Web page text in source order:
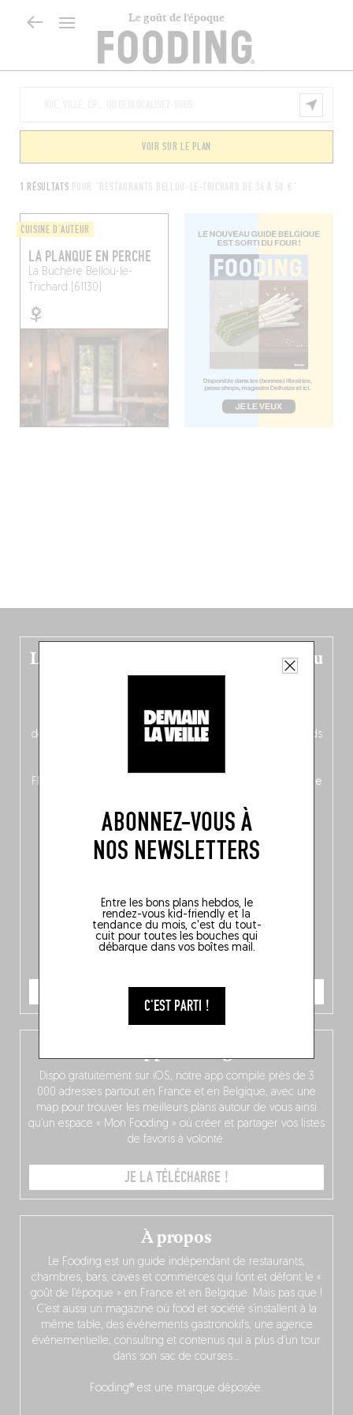
Le goût de l’époque
ABONNEZ-VOUS À
NOS NEWSLETTERS
Entre les bons plans hebdos, le
rendez-vous kid-friendly et la
tendance du mois, c'est du tout-
cuit pour toutes les bouches qui
débarque dans vos boîtes mail.
C'EST PARTI !
1 RÉSULTATS POUR "RESTAURANTS BELLOU-LE-TRICHARD DE 36 À 50 €"
VOIR SUR LE PLAN
CUISINE D'AUTEUR
LA PLANQUE EN PERCHE
La Buchère Bellou-le-
Trichard (61130)
Le nouveau guide Belgique est sorti du
four !
néerlandais côté face – à moins que ne soit l’inverse ?),
découvrez
une partie mag « Nord-Zuid »
qui met les pieds
Flandre, à Bruxelles et en Wallonie, ainsi qu’
un palmarès de
JE COMMANDE
À propos
Le Fooding est un guide indépendant de restaurants,
chambres, bars, caves et commerces qui font et défont le «
goût de l’époque » en France et en Belgique. Mais pas que !
C’est aussi un magazine où food et société s’installent à la
même table, des événements gastronokifs, une agence
événementielle, consulting et contenus qui a plus d’un tour
dans son sac de courses…
Fooding® est une marque déposée.
Dispo gratuitement sur iOS, notre app compile près de 3
000 adresses partout en France et en Belgique, avec une
map pour trouver les meilleurs plans autour de vous ainsi
qu’un espace « Mon Fooding » où créer et partager vos listes
de favoris à volonté.
JE LA TÉLÉCHARGE !